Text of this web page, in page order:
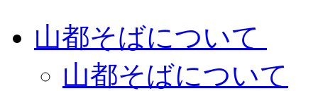
山都そばについて
山都そばについて